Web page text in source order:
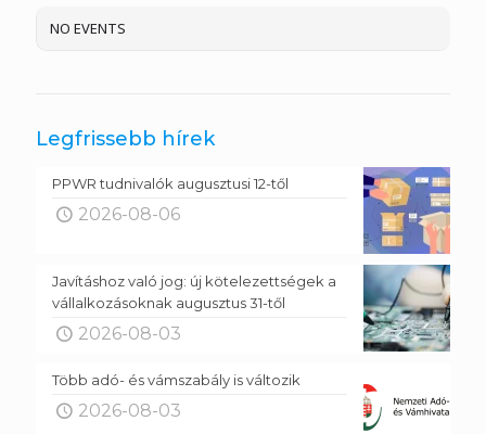
NO EVENTS
Legfrissebb hírek
PPWR tudnivalók augusztusi 12-től
2026-08-06
Javításhoz való jog: új kötelezettségek a
vállalkozásoknak augusztus 31-től
2026-08-03
Több adó- és vámszabály is változik
2026-08-03